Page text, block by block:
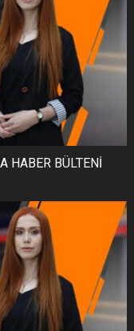
HABER BÜLTENİ